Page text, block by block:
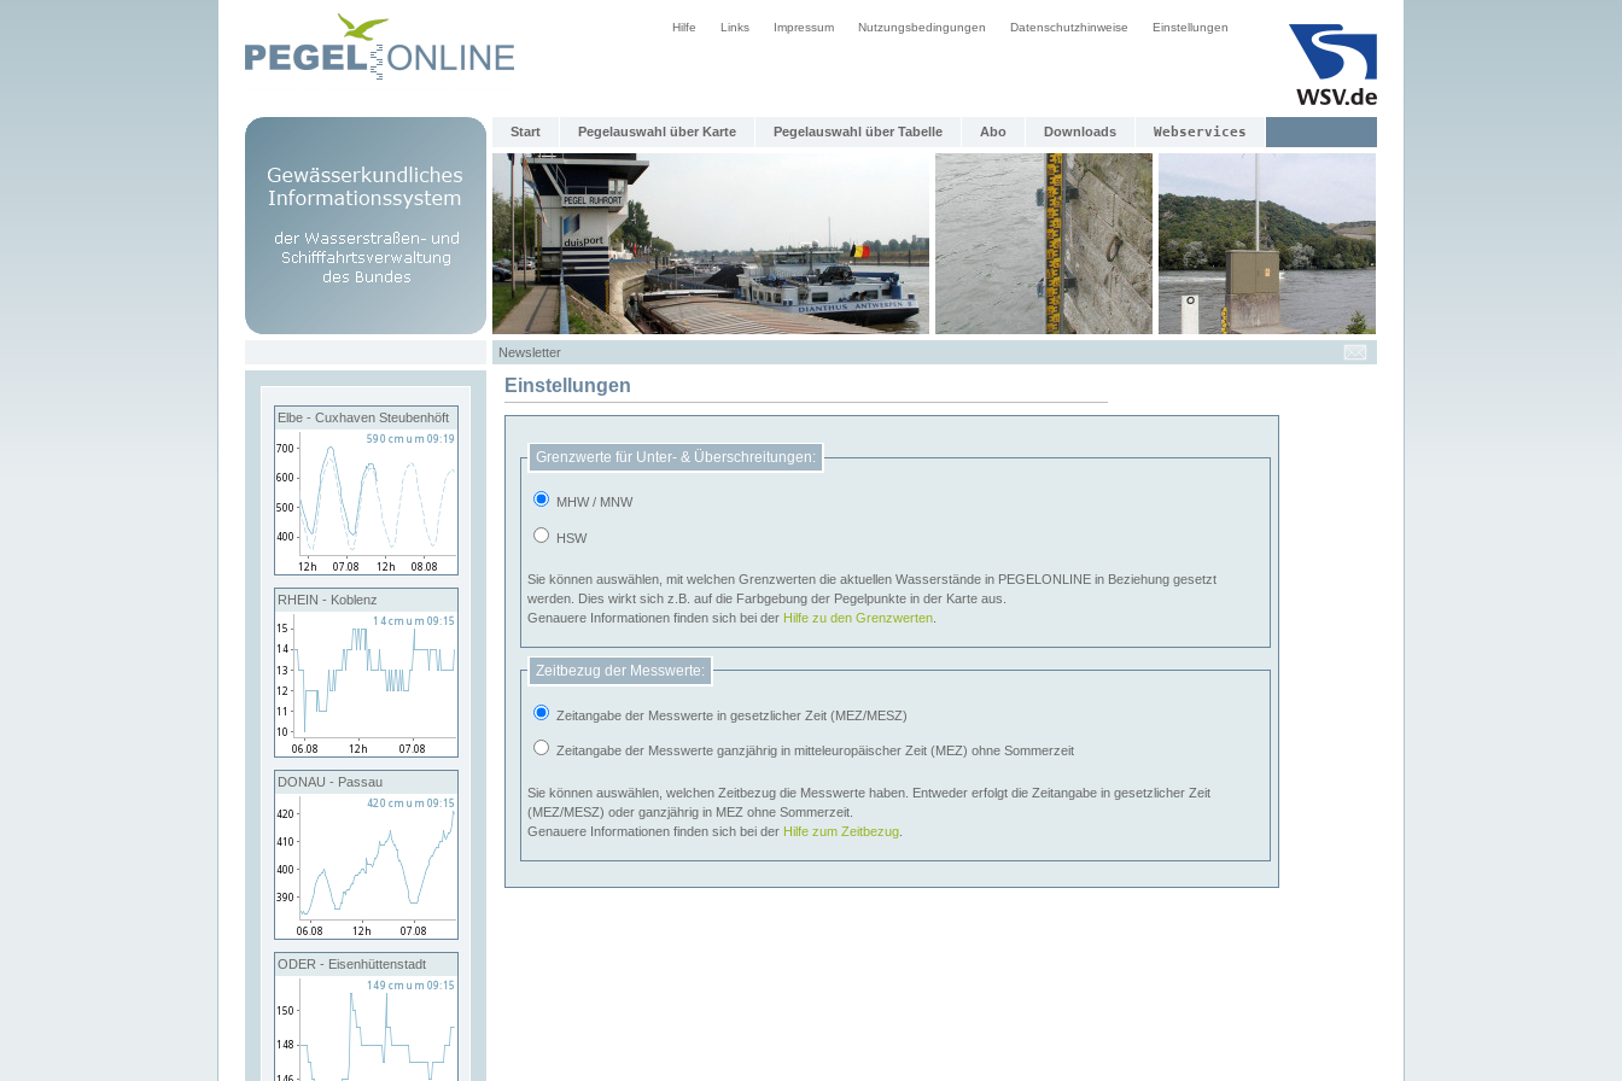
Hilfe Links Impressum Nutzungsbedingungen Datenschutzhinweise Einstellungen
Start Pegelauswahl über Karte Pegelauswahl über Tabelle Abo Downloads Webservices
Newsletter
Elbe - Cuxhaven Steubenhöft
RHEIN - Koblenz
DONAU - Passau
ODER - Eisenhüttenstadt
Einstellungen
Grenzwerte für Unter- & Überschreitungen:
MHW / MNW
HSW
Sie können auswählen, mit welchen Grenzwerten die aktuellen Wasserstände in PEGELONLINE in Beziehung gesetzt
werden. Dies wirkt sich z.B. auf die Farbgebung der Pegelpunkte in der Karte aus.
Genauere Informationen finden sich bei der Hilfe zu den Grenzwerten
Zeitbezug der Messwerte:
Zeitangabe der Messwerte in gesetzlicher Zeit (MEZ/MESZ)
Zeitangabe der Messwerte ganzjährig in mitteleuropäischer Zeit (MEZ) ohne Sommerzeit
Sie können auswählen, welchen Zeitbezug die Messwerte haben. Entweder erfolgt die Zeitangabe in gesetzlicher Zeit
(MEZ/MESZ) oder ganzjährig in MEZ ohne Sommerzeit.
Genauere Informationen finden sich bei der Hilfe zum Zeitbezug